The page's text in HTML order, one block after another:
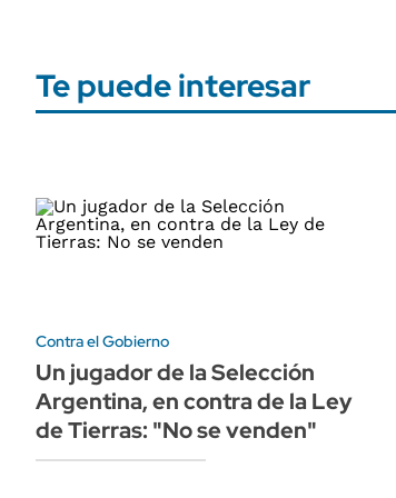
Te puede interesar
Contra el Gobierno
Un jugador de la Selección
Argentina, en contra de la Ley
de Tierras: "No se venden"